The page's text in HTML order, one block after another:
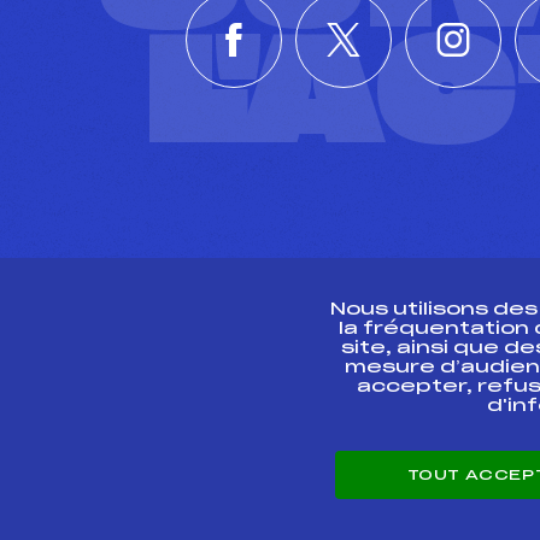
ESPACE PRESSE
Nous utilisons
la fréquentation
site, ainsi que
mesure
accepter,
TOUT